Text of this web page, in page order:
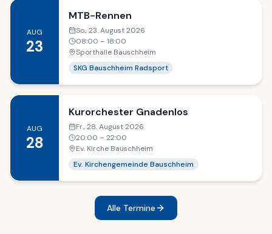
AUG
23
MTB-Rennen
So., 23. August 2026
08:00 – 18:00
Sporthalle Bauschheim
SKG Bauschheim Radsport
AUG
28
Kurorchester Gnadenlos
Fr., 28. August 2026
20:00 – 22:00
Ev. Kirche Bauschheim
Ev. Kirchengemeinde Bauschheim
Alle Termine